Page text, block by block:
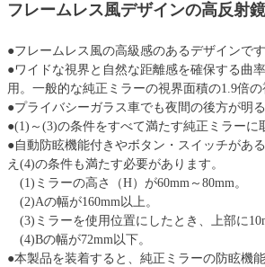
フレームレス風デザインの高反射鏡
●フレームレス風の高級感のあるデザインです
●ワイドな視界と自然な距離感を確保する曲
用。一般的な純正ミラーの視界面積の1.9倍の
●プライバシーガラス車でも夜間の後方が明る
●(1)～(3)の条件をすべて満たす純正ミラーに
●自動防眩機能付きやボタン・スイッチがあ
え(4)の条件も満たす必要があります。
(1)ミラーの高さ（H）が60mm～80mm。
(2)Aの幅が160mm以上。
(3)ミラーを使用位置にしたとき、上部に
(4)Bの幅が72mm以下。
●本製品を装着すると、純正ミラーの防眩機